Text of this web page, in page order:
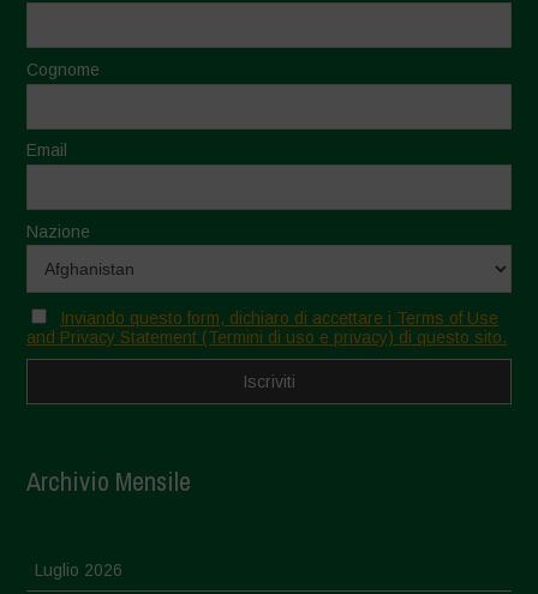
Cognome
Email
Nazione
Inviando questo form, dichiaro di accettare i Terms of Use
and Privacy Statement (Termini di uso e privacy) di questo sito.
Archivio Mensile
Luglio 2026